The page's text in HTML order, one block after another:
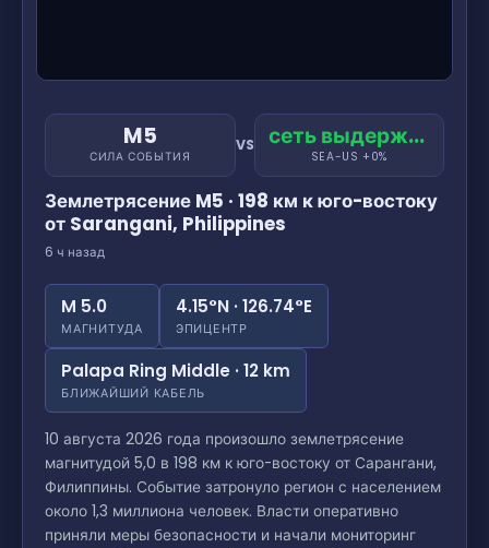
M5
СИЛА СОБЫТИЯ
VS сеть выдержала
SEA-US +0%
Землетрясение M5 · 198 км к юго-востоку
от Sarangani, Philippines
6 ч назад
M 5.0
МАГНИТУДА
4.15°N · 126.74°E
ЭПИЦЕНТР
Palapa Ring Middle · 12 km
БЛИЖАЙШИЙ КАБЕЛЬ
10 августа 2026 года произошло землетрясение
магнитудой 5,0 в 198 км к юго-востоку от Сарангани,
Филиппины. Событие затронуло регион с населением
около 1,3 миллиона человек. Власти оперативно
приняли меры безопасности и начали мониторинг